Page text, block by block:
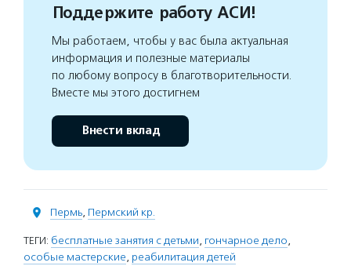
Поддержите работу АСИ!
Мы работаем, чтобы у вас была актуальная
информация и полезные материалы
по любому вопросу в благотворительности.
Вместе мы этого достигнем
Внести вклад
Пермь, Пермский кр.
ТЕГИ: бесплатные занятия с детьми, гончарное дело,
особые мастерские, реабилитация детей